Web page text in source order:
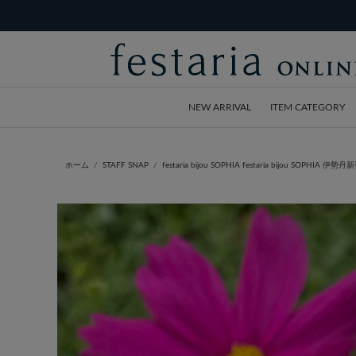
NEW ARRIVAL ITEM CATEGORY
ホーム STAFF SNAP festaria bijou SOPHIA festaria bijou SOPHIA 伊勢丹